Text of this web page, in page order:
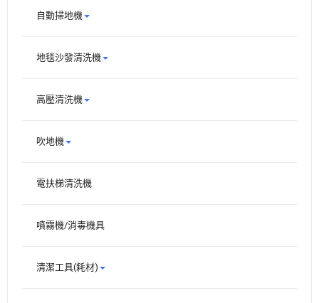
自動掃地機
地毯沙發清洗機
高壓清洗機
吹地機
電扶梯清洗機
噴霧機/消毒機具
清潔工具(耗材)